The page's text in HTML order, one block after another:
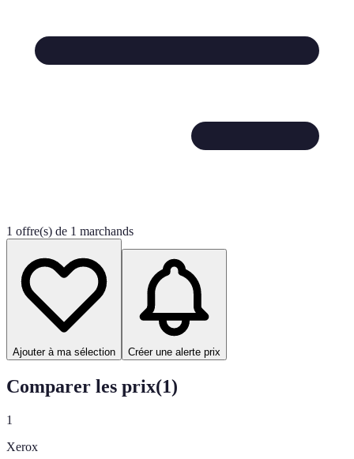
1 offre(s) de 1 marchands
Ajouter à ma sélection Créer une alerte prix
Comparer les prix(1)
1
Xerox